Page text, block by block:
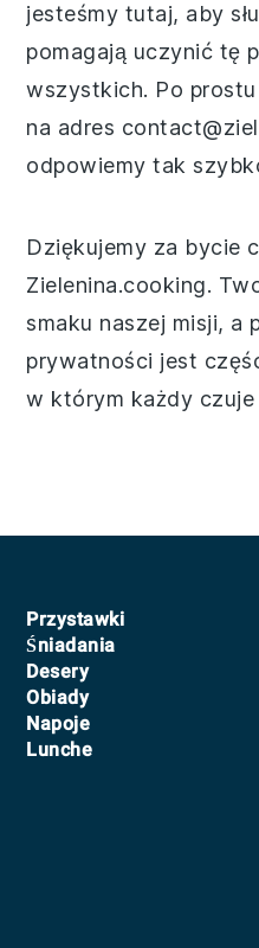
jesteśmy tutaj, aby
pomagają uczynić tę
wszystkich. Po
na adres
odpowiemy tak
Dziękujemy za bycie
Zielenina.cooking.
smaku naszej misji, a
prywatności jest
w którym każdy czuje
Przystawki
Śniadania
Desery
Obiady
Napoje
Lunche